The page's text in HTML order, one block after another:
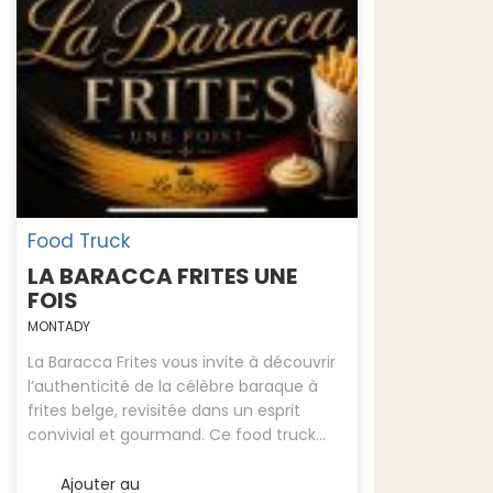
Food Truck
LA BARACCA FRITES UNE
FOIS
MONTADY
La Baracca Frites vous invite à découvrir
l’authenticité de la célèbre baraque à
frites belge, revisitée dans un esprit
convivial et gourmand. Ce food truck...
Ajouter au